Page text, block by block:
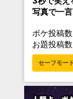
写真で一
ボケ投稿数
お題投稿数
セーフモー